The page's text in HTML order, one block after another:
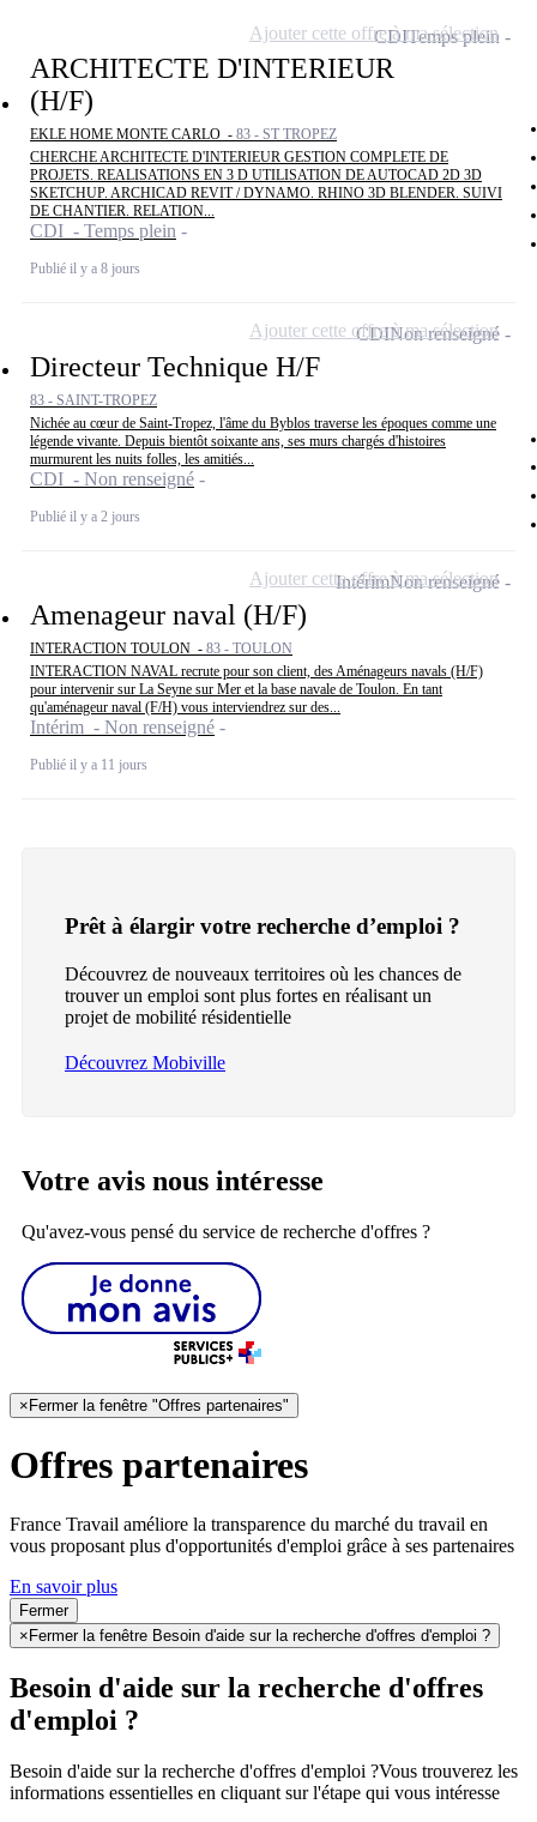
ARCHITECTE D'INTERIEUR
(H/F)
EKLE HOME MONTE CARLO - 83 - ST TROPEZ
CHERCHE ARCHITECTE D'INTERIEUR GESTION COMPLETE DE
PROJETS. REALISATIONS EN 3 D UTILISATION DE AUTOCAD 2D 3D
SKETCHUP. ARCHICAD REVIT / DYNAMO. RHINO 3D BLENDER. SUIVI
DE CHANTIER. RELATION...
CDI - Temps plein
Publié il y a 8 jours
CDITemps plein
Ajouter cette offre à ma sélection
Directeur Technique H/F
83 - SAINT-TROPEZ
Nichée au cœur de Saint-Tropez, l'âme du Byblos traverse les époques comme une
légende vivante. Depuis bientôt soixante ans, ses murs chargés d'histoires
murmurent les nuits folles, les amitiés...
CDI - Non renseigné
Publié il y a 2 jours
CDINon renseigné
Ajouter cette offre à ma sélection
Amenageur naval (H/F)
INTERACTION TOULON - 83 - TOULON
INTERACTION NAVAL recrute pour son client, des Aménageurs navals (H/F)
pour intervenir sur La Seyne sur Mer et la base navale de Toulon. En tant
qu'aménageur naval (F/H) vous interviendrez sur des...
Intérim - Non renseigné
Publié il y a 11 jours
IntérimNon renseigné
Ajouter cette offre à ma sélection
Prêt à élargir votre recherche d’emploi ?
Découvrez de nouveaux territoires où les chances de
trouver un emploi sont plus fortes en réalisant un
projet de mobilité résidentielle
Découvrez Mobiville
Votre avis nous intéresse
Qu'avez-vous pensé du service de recherche d'offres ?
× Fermer la fenêtre "Offres partenaires"
Offres partenaires
France Travail améliore la transparence du marché du travail en
vous proposant plus d'opportunités d'emploi grâce à ses partenaires
En savoir plus
Fermer
×Fermer la fenêtre Besoin d'aide sur la recherche d'offres d'emploi ?
Besoin d'aide sur la recherche d'offres
d'emploi ?
Besoin d'aide sur la recherche d'offres d'emploi ?Vous trouverez les
informations essentielles en cliquant sur l'étape qui vous intéresse